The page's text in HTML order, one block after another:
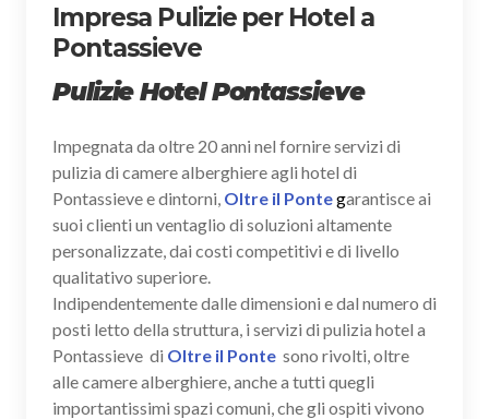
Impresa Pulizie per Hotel a
Pontassieve
Pulizie Hotel Pontassieve
Impegnata da oltre 20 anni nel fornire servizi di
pulizia di camere alberghiere agli hotel di
Pontassieve e dintorni, Oltre il Pontegarantisce ai
suoi clienti un ventaglio di soluzioni altamente
personalizzate, dai costi competitivi e di livello
qualitativo superiore.
Indipendentemente dalle dimensioni e dal numero di
posti letto della struttura, i servizi di pulizia hotel a
Pontassieve di Oltre il Ponte sono rivolti, oltre
alle camere alberghiere, anche a tutti quegli
importantissimi spazi comuni, che gli ospiti vivono